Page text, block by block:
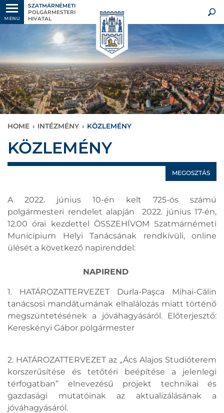
MENU
SZATMÁRNÉMETI
POLGÁRMESTERI
HIVATAL
HOME › INTÉZMÉNY › KÖZLEMÉNY
KÖZLEMÉNY
MEGOSZTÁS
A 2022. június 10-én kelt 725-ös számú
polgármesteri rendelet alapján 2022. június 17-én,
12.00 órai kezdettel ÖSSZEHÍVOM Szatmárnémeti
Municípium Helyi Tanácsának rendkívüli, online
ülését a következő napirenddel:
NAPIREND
1. HATÁROZATTERVEZET Durla-Paşca Mihai-Călin
tanácsosi mandátumának elhalálozás miatt történő
megszüntetésének a jóváhagyásáról. Előterjesztő:
Kereskényi Gábor polgármester
2. HATÁROZATTERVEZET az „Ács Alajos Studióterem
korszerűsítése és tetőtéri beépítése a jelenlegi
térfogatban” elnevezésű projekt technikai és
gazdasági mutatóinak az aktualizálásának a
jóváhagyásáról.